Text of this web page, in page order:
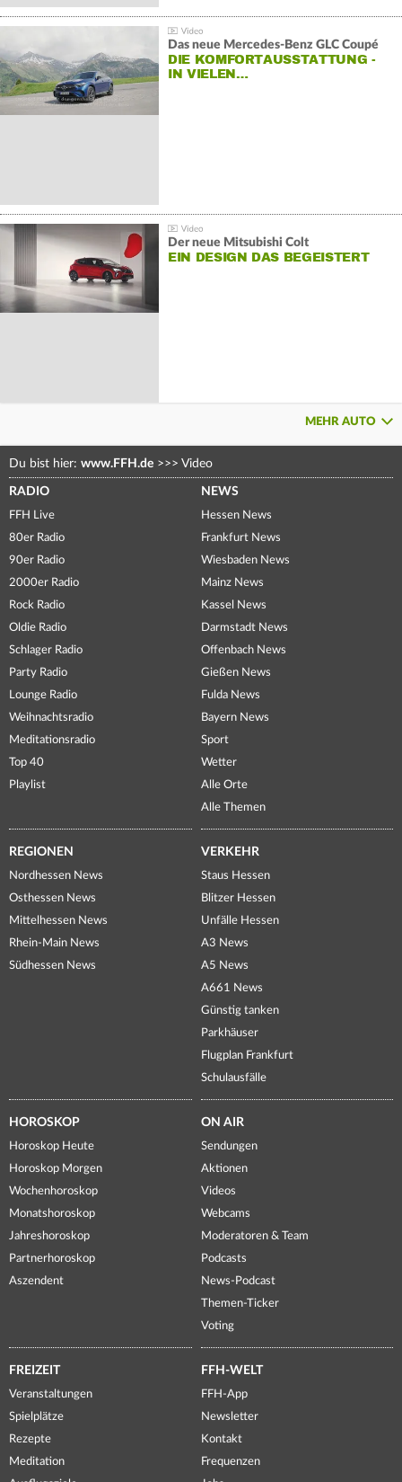
Das neue Mercedes-Benz GLC Coupé
DIE KOMFORTAUSSTATTUNG -
IN VIELEN…
Der neue Mitsubishi Colt
EIN DESIGN DAS BEGEISTERT
MEHR AUTO
Du bist hier: www.FFH.de >>> Video
RADIO
FFH Live
80er Radio
90er Radio
2000er Radio
Rock Radio
Oldie Radio
Schlager Radio
Party Radio
Lounge Radio
Weihnachtsradio
Meditationsradio
Top 40
Playlist
NEWS
Hessen News
Frankfurt News
Wiesbaden News
Mainz News
Kassel News
Darmstadt News
Offenbach News
Gießen News
Fulda News
Bayern News
Sport
Wetter
Alle Orte
Alle Themen
REGIONEN
Nordhessen News
Osthessen News
Mittelhessen News
Rhein-Main News
Südhessen News
VERKEHR
Staus Hessen
Blitzer Hessen
Unfälle Hessen
A3 News
A5 News
A661 News
Günstig tanken
Parkhäuser
Flugplan Frankfurt
Schulausfälle
HOROSKOP
Horoskop Heute
Horoskop Morgen
Wochenhoroskop
Monatshoroskop
Jahreshoroskop
Partnerhoroskop
Aszendent
ON AIR
Sendungen
Aktionen
Videos
Webcams
Moderatoren & Team
Podcasts
News-Podcast
Themen-Ticker
Voting
FREIZEIT
Veranstaltungen
Spielplätze
Rezepte
Meditation
FFH-WELT
FFH-App
Newsletter
Kontakt
Frequenzen